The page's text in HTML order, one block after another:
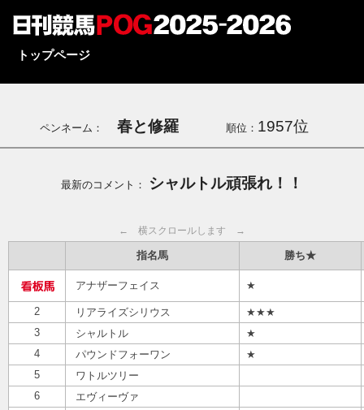
トップページ
ペンネーム： 春と修羅 順位： 1957位
最新のコメント： シャルトル頑張れ！！
← 横スクロールします →
指名馬 勝ち★
アナザーフェイス ★
2 リアライズシリウス
★★★
3
シャルトル
★
4
パウンドフォーワン
★
5
ワトルツリー
6
エヴィーヴァ